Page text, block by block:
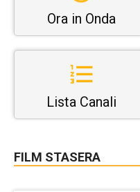
Ora in Onda
Lista Canali
FILM STASERA